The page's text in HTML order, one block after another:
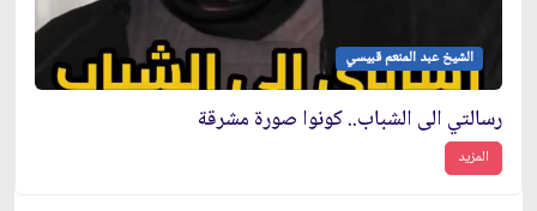
الشيخ عبد المنعم قبيسي
رسالتي الى الشباب.. كونوا صورة مشرقة
المزيد